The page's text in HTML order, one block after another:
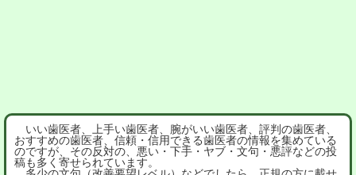
いい歯医者、上手い歯医者、腕がいい歯医者、評判の歯医者、
おすすめの歯医者、信頼・信用できる歯医者の情報を集めている
のですが、その反対の、悪い・下手・ヤブ・文句・悪評などの投
稿も多く寄せられています。